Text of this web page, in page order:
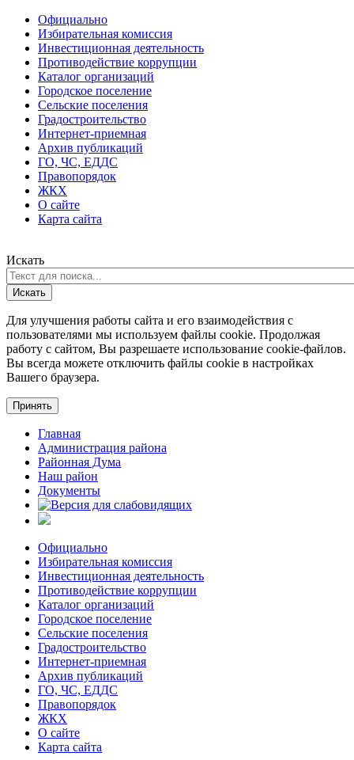
Официально
Избирательная комиссия
Инвестиционная деятельность
Противодействие коррупции
Каталог организаций
Городское поселение
Сельские поселения
Градостроительство
Интернет-приемная
Архив публикаций
ГО, ЧС, ЕДДС
Правопорядок
ЖКХ
О сайте
Карта сайта
Искать
Искать
Для улучшения работы сайта и его взаимодействия с
пользователями мы используем файлы cookie. Продолжая
работу с сайтом, Вы разрешаете использование cookie-файлов.
Вы всегда можете отключить файлы cookie в настройках
Вашего браузера.
Принять
Главная
Администрация района
Районная Дума
Наш район
Документы
Официально
Избирательная комиссия
Инвестиционная деятельность
Противодействие коррупции
Каталог организаций
Городское поселение
Сельские поселения
Градостроительство
Интернет-приемная
Архив публикаций
ГО, ЧС, ЕДДС
Правопорядок
ЖКХ
О сайте
Карта сайта